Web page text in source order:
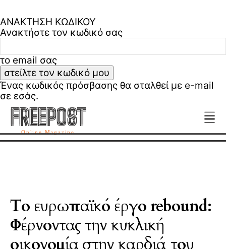
ΑΝΑΚΤΗΣΗ ΚΩΔΙΚΟΥ
Ανακτήστε τον κωδικό σας
το email σας
Ένας κωδικός πρόσβασης θα σταλθεί με e-mail
σε εσάς.
FREEPOST
Online Magazine
FREEPOST
Το ευρωπαϊκό έργο rebound:
Φέρνοντας την κυκλική
οικονομία στην καρδιά του